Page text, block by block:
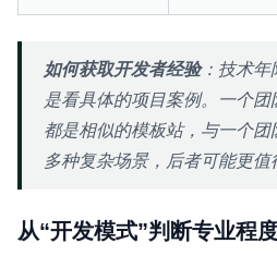
如何获取开发者经验：技术年
是看具体的项目案例。一个
都是相似的模板站，与一个
多种复杂场景，后者可能更值
从“开发模式”判断专业程